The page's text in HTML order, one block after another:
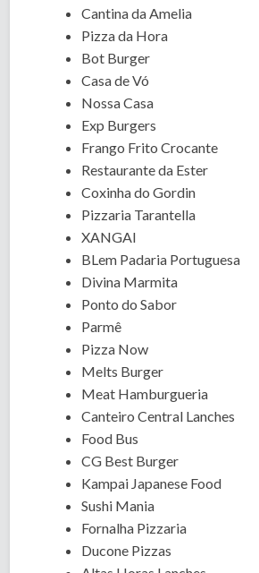
Cantina da Amelia
Pizza da Hora
Bot Burger
Casa de Vó
Nossa Casa
Exp Burgers
Frango Frito Crocante
Restaurante da Ester
Coxinha do Gordin
Pizzaria Tarantella
XANGAI
BLem Padaria Portuguesa
Divina Marmita
Ponto do Sabor
Parmê
Pizza Now
Melts Burger
Meat Hamburgueria
Canteiro Central Lanches
Food Bus
CG Best Burger
Kampai Japanese Food
Sushi Mania
Fornalha Pizzaria
Ducone Pizzas